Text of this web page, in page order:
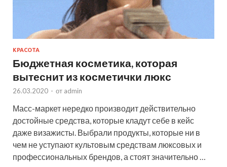
КРАСОТА
Бюджетная косметика, которая
вытеснит из косметички люкс
26.03.2020 - от admin
Масс-маркет нередко производит действительно
достойные средства, которые кладут себе в кейс
даже визажисты. Выбрали продукты, которые ни в
чем не уступают культовым средствам люксовых и
профессиональных брендов, а стоят значительно …